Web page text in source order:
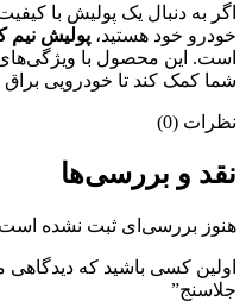
اگر به دنبال یک پولیش با
خودرو خود هستید، پولیش نیم
است. این محصول با
شما کمک کند تا خودرویی
نظرات (0)
نقد و بررسی‌ها
هنوز بررسی‌ای ثبت نشده
اولین کسی باشید که دیدگاهی
جلاسنج”